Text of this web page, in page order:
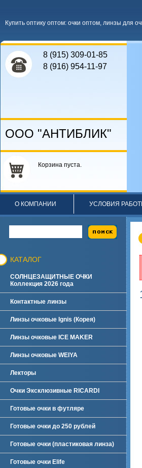
Купить оптику оптом: очки оптом, линзы для
8 (915) 309-01-85
8 (916) 954-11-97
ООО "АНТИБЛИК"
Корзина пуста.
О КОМПАНИИ УСЛОВИЯ
КАТАЛОГ
СОЛНЦЕЗАЩИТНЫЕ ОЧКИ
Коллекция 2026 года
Контактные линзы
Линзы очковые Ignis (Корея)
Линзы очковые ICE MAKER
Линзы очковые WEIYA
Лекторы
Очки Эксклюзивные RICARDI
Готовые очки в футляре
Готовые очки до 250 рублей
Готовые очки (пластиковая линза)
Готовые очки Elife